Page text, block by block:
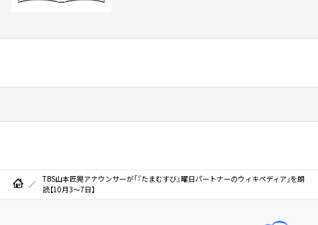
TBS山本匠晃アナウンサーが「『たまむすび』曜日パートナーのウィキペディア」を朗
読【10月3～7日】